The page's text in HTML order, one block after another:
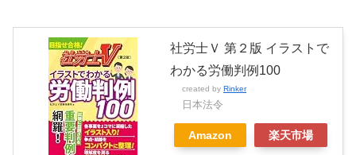
社労士Ｖ 第２版 イラストで
わかる労働判例100
created by Rinker
日本法令
Amazon 楽天市場